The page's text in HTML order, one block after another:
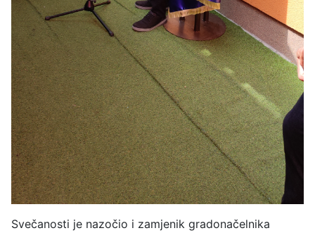
Svečanosti je nazočio i zamjenik gradonačelnika